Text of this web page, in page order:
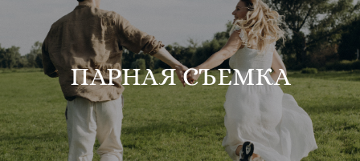
ПАРНАЯ СЪЕМКА